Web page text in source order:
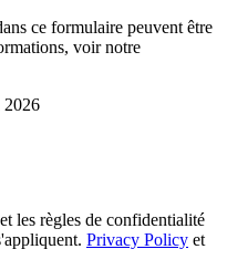
ce formulaire peuvent être
voir notre
2026
les règles de confidentialité
Privacy Policy et